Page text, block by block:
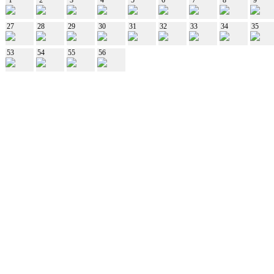
27 28 29 30 31 32 33 34 35
53 54 55 56